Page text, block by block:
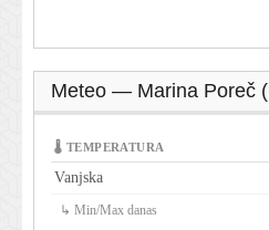
Meteo — Marina Poreč
🌡 TEMPERATURA
Vanjska
↳ Min/Max danas